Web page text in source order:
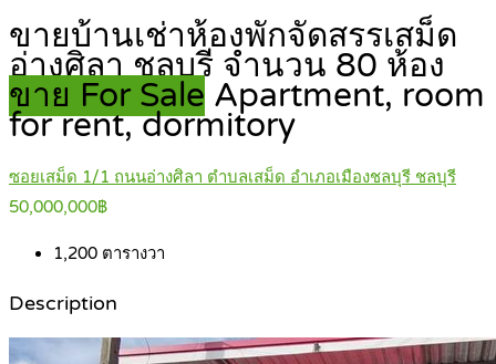
ขายบ้านเช่าห้องพักจัดสรรเสม็ด
อ่างศิลา ชลบุรี จำนวน 80 ห้อง
ขาย For Sale Apartment, room
for rent, dormitory
ซอยเสม็ด 1/1 ถนนอ่างศิลา ตำบลเสม็ด อำเภอเมืองชลบุรี ชลบุรี
50,000,000฿
1,200 ตารางวา
Description